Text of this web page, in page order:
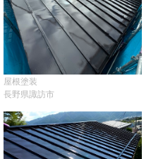
屋根塗装
長野県諏訪市